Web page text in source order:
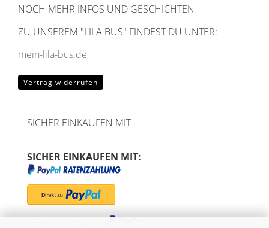
NOCH MEHR INFOS UND GESCHICHTEN
ZU UNSEREM "LILA BUS" FINDEST DU UNTER:
mein-lila-bus.de
Vertrag widerrufen
SICHER EINKAUFEN MIT
SICHER EINKAUFEN MIT: